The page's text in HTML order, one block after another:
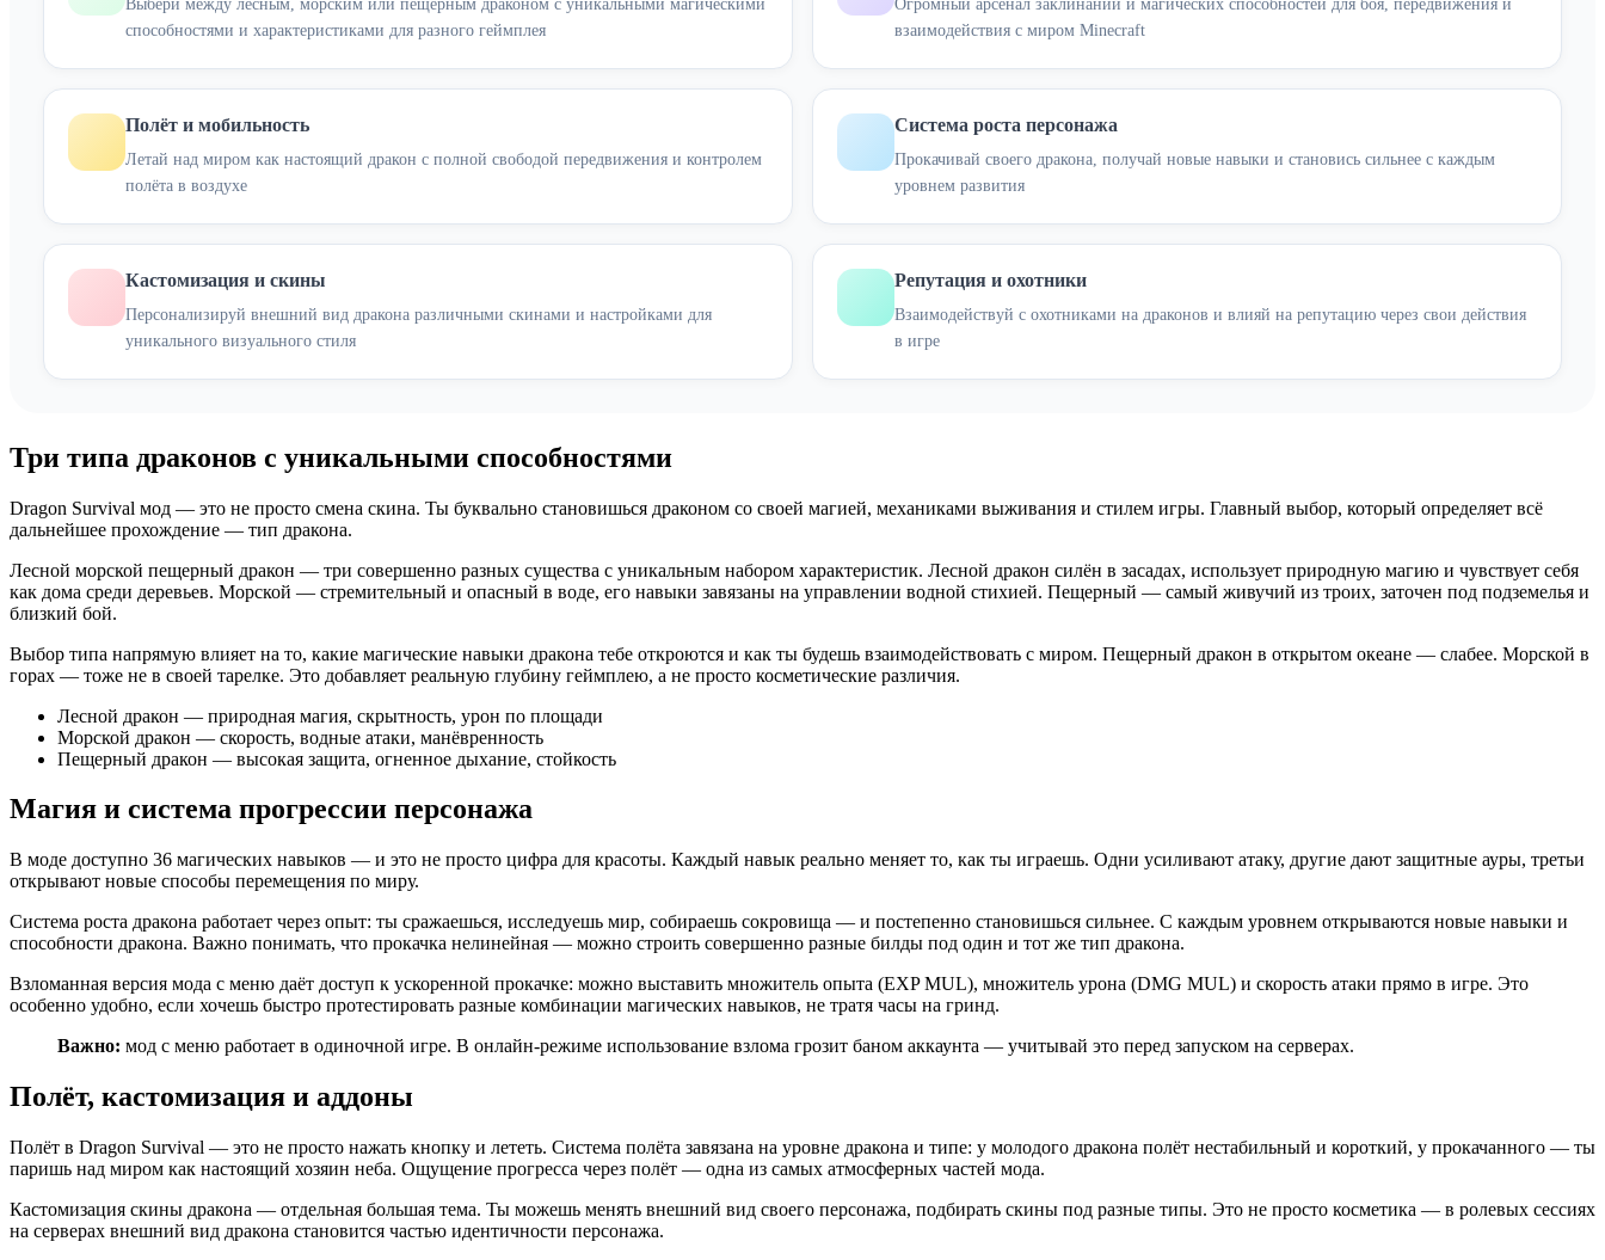
Выбери между лесным, морским или пещерным драконом с уникальными магическими
способностями и характеристиками для разного геймплея
Огромный арсенал заклинаний и магических способностей для боя, передвижения и
взаимодействия с миром Minecraft
Полёт и мобильность
Летай над миром как настоящий дракон с полной свободой передвижения и контролем
полёта в воздухе
Система роста персонажа
Прокачивай своего дракона, получай новые навыки и становись сильнее с каждым
уровнем развития
Кастомизация и скины
Персонализируй внешний вид дракона различными скинами и настройками для
уникального визуального стиля
Репутация и охотники
Взаимодействуй с охотниками на драконов и влияй на репутацию через свои действия
в игре
Три типа драконов с уникальными способностями
Dragon Survival мод — это не просто смена скина. Ты буквально становишься драконом со своей магией, механиками выживания и стилем игры. Главный выбор, который определяет всё
дальнейшее прохождение — тип дракона.
Лесной морской пещерный дракон — три совершенно разных существа с уникальным набором характеристик. Лесной дракон силён в засадах, использует природную магию и чувствует себя
как дома среди деревьев. Морской — стремительный и опасный в воде, его навыки завязаны на управлении водной стихией. Пещерный — самый живучий из троих, заточен под подземелья и
близкий бой.
Выбор типа напрямую влияет на то, какие магические навыки дракона тебе откроются и как ты будешь взаимодействовать с миром. Пещерный дракон в открытом океане — слабее. Морской в
горах — тоже не в своей тарелке. Это добавляет реальную глубину геймплею, а не просто косметические различия.
Лесной дракон — природная магия, скрытность, урон по площади
Морской дракон — скорость, водные атаки, манёвренность
Пещерный дракон — высокая защита, огненное дыхание, стойкость
Магия и система прогрессии персонажа
В моде доступно 36 магических навыков — и это не просто цифра для красоты. Каждый навык реально меняет то, как ты играешь. Одни усиливают атаку, другие дают защитные ауры, третьи
открывают новые способы перемещения по миру.
Система роста дракона работает через опыт: ты сражаешься, исследуешь мир, собираешь сокровища — и постепенно становишься сильнее. С каждым уровнем открываются новые навыки и
способности дракона. Важно понимать, что прокачка нелинейная — можно строить совершенно разные билды под один и тот же тип дракона.
Взломанная версия мода с меню даёт доступ к ускоренной прокачке: можно выставить множитель опыта (EXP MUL), множитель урона (DMG MUL) и скорость атаки прямо в игре. Это
особенно удобно, если хочешь быстро протестировать разные комбинации магических навыков, не тратя часы на гринд.
Важно: мод с меню работает в одиночной игре. В онлайн-режиме использование взлома грозит баном аккаунта — учитывай это перед запуском на серверах.
Полёт, кастомизация и аддоны
Полёт в Dragon Survival — это не просто нажать кнопку и лететь. Система полёта завязана на уровне дракона и типе: у молодого дракона полёт нестабильный и короткий, у прокачанного — ты
паришь над миром как настоящий хозяин неба. Ощущение прогресса через полёт — одна из самых атмосферных частей мода.
Кастомизация скины дракона — отдельная большая тема. Ты можешь менять внешний вид своего персонажа, подбирать скины под разные типы. Это не просто косметика — в ролевых сессиях
на серверах внешний вид дракона становится частью идентичности персонажа.